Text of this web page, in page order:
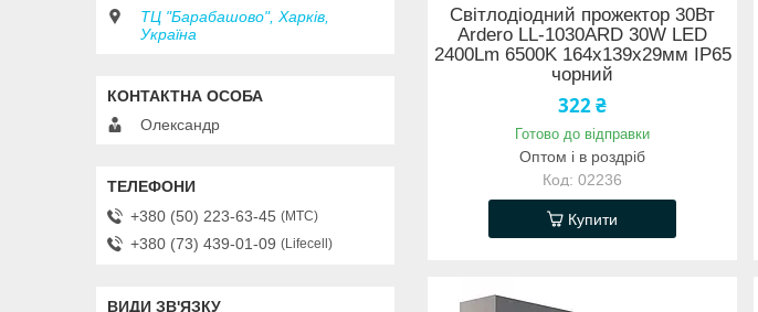
Світлодіодний прожектор 30Вт
Ardero LL-1030ARD 30W LED
2400Lm 6500K 164x139x29мм IP65
чорний
322 ₴
Готово до відправки
Оптом і в роздріб
02236
Купити
ТЦ "Барабашово", Харків,
Україна
Олександр
+380 (50) 223-63-45 МТС
+380 (73) 439-01-09 Lifecell